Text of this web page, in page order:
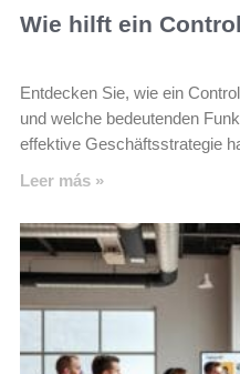
Wie hilft ein
Entdecken Sie, wie ein
und welche bedeutenden
effektive Geschäftsstrategie
Leer más »